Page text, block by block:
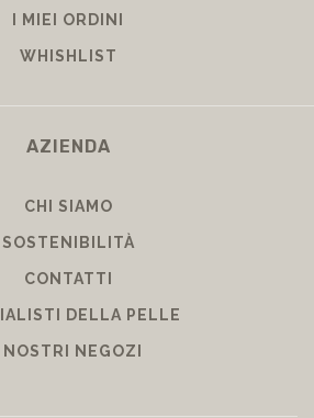
I MIEI ORDINI
WHISHLIST
AZIENDA
CHI SIAMO
SOSTENIBILITÀ
CONTATTI
DELLA PELLE
I NOSTRI NEGOZI